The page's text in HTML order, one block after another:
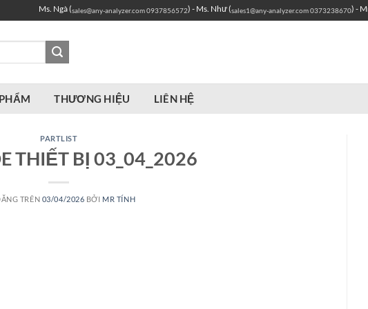
Ms. Ngà (sales@any-analyzer.com0937856572) - Ms. Như (sales1@any-analyzer.com0373238670) -
THƯƠNG HIỆU LIÊN HỆ
PARTLIST
THIẾT BỊ 03_04_2026
TRÊN 03/04/2026 BỞI MR TÍNH